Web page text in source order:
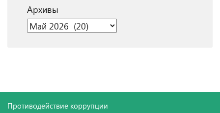
Архивы
Архивы
Противодействие коррупции